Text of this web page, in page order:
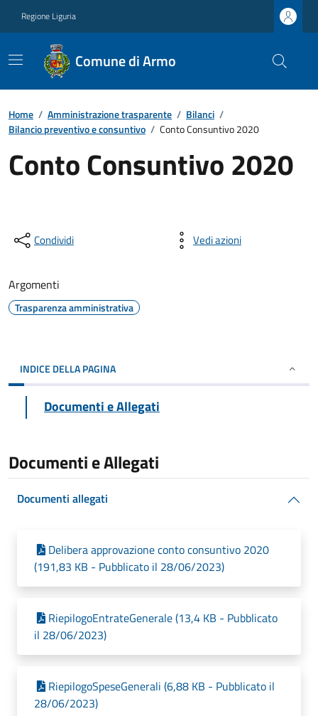
Regione Liguria
Comune di Armo
Home / Amministrazione trasparente / Bilanci /
Bilancio preventivo e consuntivo / Conto Consuntivo 2020
Conto Consuntivo 2020
Condividi Vedi azioni
Argomenti
Trasparenza amministrativa
INDICE DELLA PAGINA
Documenti e Allegati
Documenti e Allegati
Documenti allegati
Delibera approvazione conto consuntivo 2020
(191,83 KB - Pubblicato il 28/06/2023)
RiepilogoEntrateGenerale (13,4 KB - Pubblicato
il 28/06/2023)
RiepilogoSpeseGenerali (6,88 KB - Pubblicato il
28/06/2023)